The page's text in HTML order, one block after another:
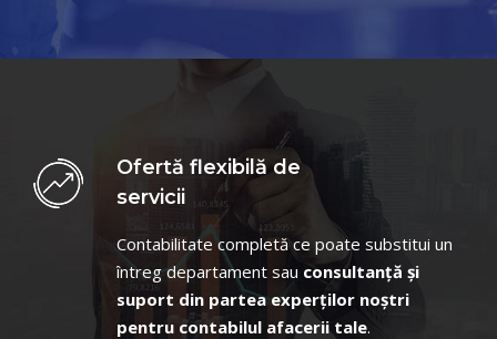
Ofertă flexibilă de
servicii
Contabilitate completă ce poate substitui un
întreg departament sau consultanță și
suport din partea experților noștri
pentru contabilul afacerii tale.